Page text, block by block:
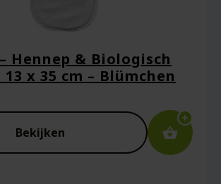
Hennep & Biologisch
x 35 cm – Blümchen
Bekijken